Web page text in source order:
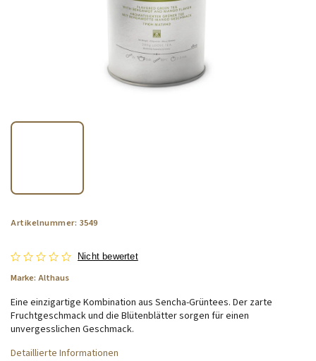
Artikelnummer: 3549
Nicht bewertet
Marke: Althaus
Eine einzigartige Kombination aus Sencha-Grüntees. Der zarte
Fruchtgeschmack und die Blütenblätter sorgen für einen
unvergesslichen Geschmack.
Detaillierte Informationen